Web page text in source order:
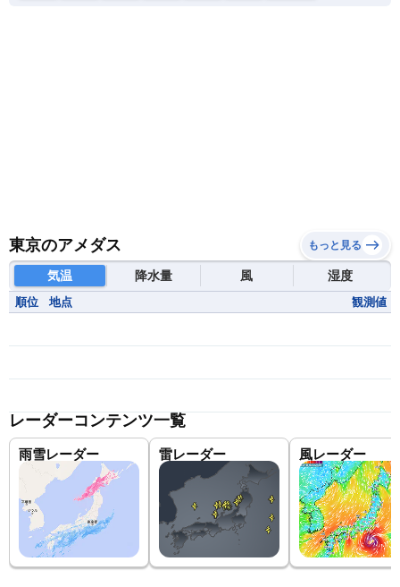
東京のアメダス もっと見る
気温 降水量 風 湿度
順位 地点 観測値
レーダーコンテンツ一覧
雨雪レーダー 雷レーダー 風レーダー